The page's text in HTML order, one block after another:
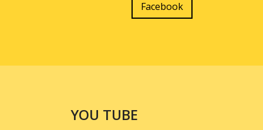
Facebook
YOU TUBE